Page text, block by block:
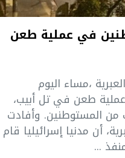
في عملية طعن
زعمت القناة الـ14 العبرية ،مساء اليوم
عملية طعن في تل أبيب،
من المستوطنين. وأفادت
أن مدنيا إسرائيليا قام
...